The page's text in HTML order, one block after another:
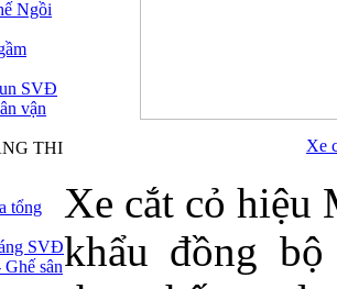
Ngồi
SVĐ
vận
THI
tổng
SVĐ
sân
Xe
Xe cắt cỏ hiệu
khẩu đồng